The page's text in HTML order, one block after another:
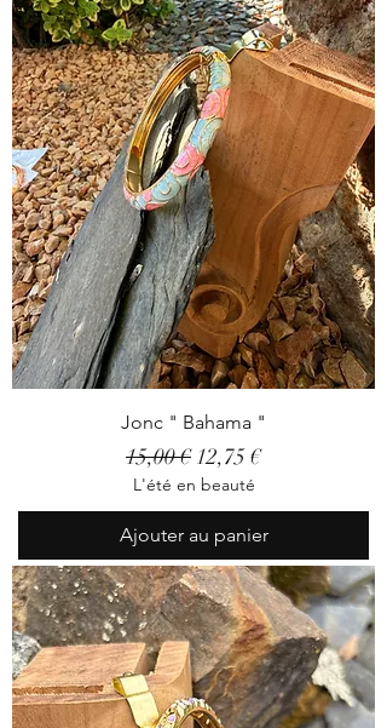
Jonc " Bahama "
Prix original
15,00 € Prix promotionnel
12,75 €
L'été en beauté
Ajouter au panier